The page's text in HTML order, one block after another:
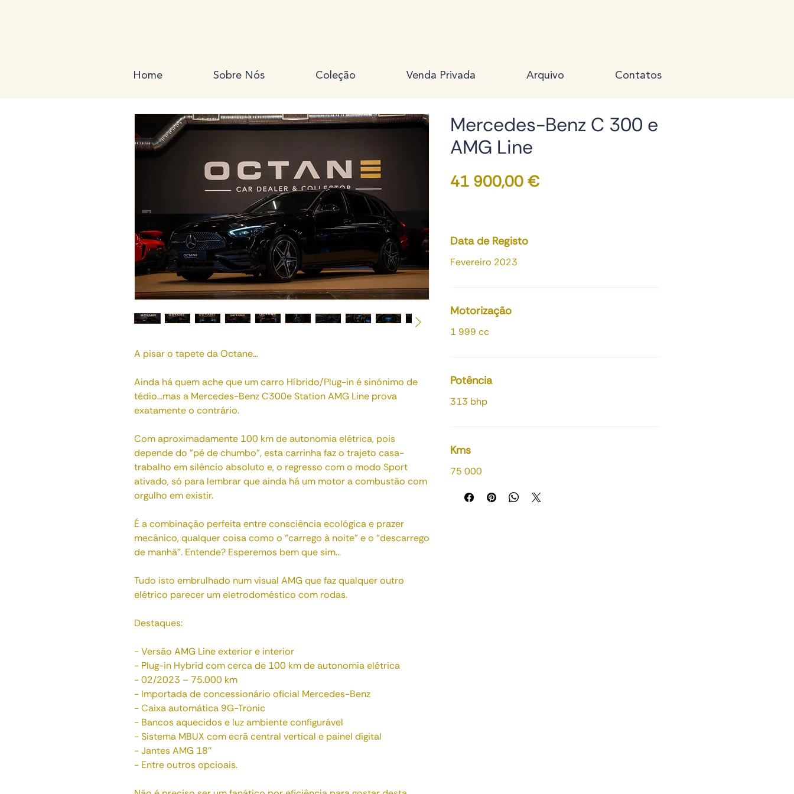
Home Sobre Nós Coleção Venda Privada Arquivo Contatos
A pisar o tapete da Octane…
Ainda há quem ache que um carro Híbrido/Plug-in é sinónimo de
tédio...mas a Mercedes-Benz C300e Station AMG Line prova
exatamente o contrário.
Com aproximadamente 100 km de autonomia elétrica, pois
depende do "pé de chumbo", esta carrinha faz o trajeto casa-
trabalho em silêncio absoluto e, o regresso com o modo Sport
ativado, só para lembrar que ainda há um motor a combustão com
orgulho em existir.
É a combinação perfeita entre consciência ecológica e prazer
mecânico, qualquer coisa como o “carrego à noite” e o “descarrego
de manhã”. Entende? Esperemos bem que sim...
Tudo isto embrulhado num visual AMG que faz qualquer outro
elétrico parecer um eletrodoméstico com rodas.
Destaques:
- Versão AMG Line exterior e interior
- Plug-in Hybrid com cerca de 100 km de autonomia elétrica
- 02/2023 – 75.000 km
- Importada de concessionário oficial Mercedes-Benz
- Caixa automática 9G-Tronic
- Bancos aquecidos e luz ambiente configurável
- Sistema MBUX com ecrã central vertical e painel digital
- Jantes AMG 18’’
- Entre outros opcioais.
Mercedes-Benz C 300 e
AMG Line
41 900,00 €Preço
Data de Registo
Fevereiro 2023
Motorização
1 999 cc
Potência
313 bhp
Kms
75 000